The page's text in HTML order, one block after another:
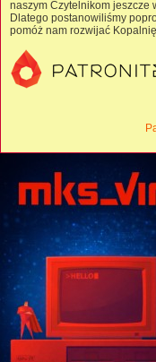
naszym Czytelnikom jeszcze
Dlatego postanowiliśmy
pomóż nam rozwijać